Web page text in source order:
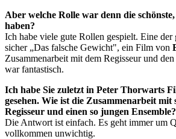
Aber welche Rolle war denn die schönste,
haben?
Ich habe viele gute Rollen gespielt. Eine
sicher „Das falsche Gewicht", ein Film von
Zusammenarbeit mit dem Regisseur und
war fantastisch.
Ich habe Sie zuletzt in Peter Thorwarts
gesehen. Wie ist die Zusammenarbeit mit
Regisseur und einen so jungen Ensemble?
Die Antwort ist einfach. Es geht immer um
vollkommen unwichtig.